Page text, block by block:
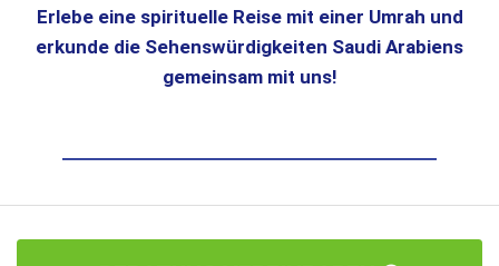
Erlebe eine spirituelle Reise mit einer Umrah und
erkunde die Sehenswürdigkeiten Saudi Arabiens
gemeinsam mit uns!